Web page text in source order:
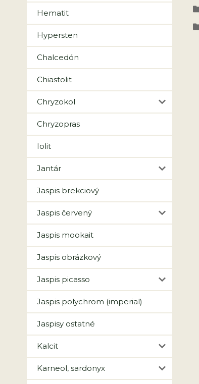
Hematit
Hypersten
Chalcedón
Chiastolit
Chryzokol
Chryzopras
Iolit
Jantár
Jaspis brekciový
Jaspis červený
Jaspis mookait
Jaspis obrázkový
Jaspis picasso
Jaspis polychrom (imperial)
Jaspisy ostatné
Kalcit
Karneol, sardonyx